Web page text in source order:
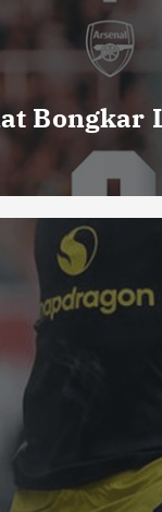
Bongkar